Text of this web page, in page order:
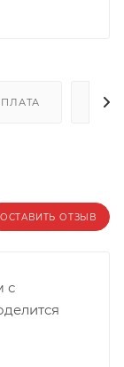
ОСТАВИТЬ ОТЗЫВ
с